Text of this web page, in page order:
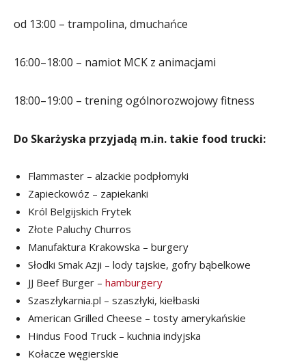
od 13:00 – trampolina, dmuchańce
16:00–18:00 – namiot MCK z animacjami
18:00–19:00 – trening ogólnorozwojowy fitness
Do Skarżyska przyjadą m.in. takie food trucki:
Flammaster – alzackie podpłomyki
Zapieckowóz – zapiekanki
Król Belgijskich Frytek
Złote Paluchy Churros
Manufaktura Krakowska – burgery
Słodki Smak Azji – lody tajskie, gofry bąbelkowe
JJ Beef Burger – hamburgery
Szaszłykarnia.pl – szaszłyki, kiełbaski
American Grilled Cheese – tosty amerykańskie
Hindus Food Truck – kuchnia indyjska
Kołacze węgierskie